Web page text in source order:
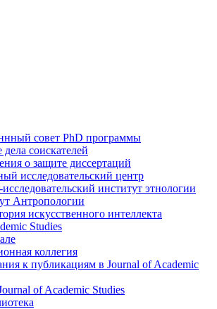
совет PhD программы
соискателей
о защите диссертаций
исследовательский центр
институт этнологии
Антропологии
искусственного интеллекта
Studies
коллегия
к публикациям в Journal of Academic
of Academic Studies